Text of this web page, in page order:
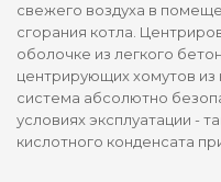
свежего воздуха в
сгорания котла.
оболочке из легкого
центрирующих хомутов
система абсолютно
условиях эксплуатации -
кислотного конденсата